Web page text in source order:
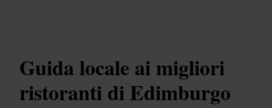
Guida locale ai migliori
ristoranti di Edimburgo